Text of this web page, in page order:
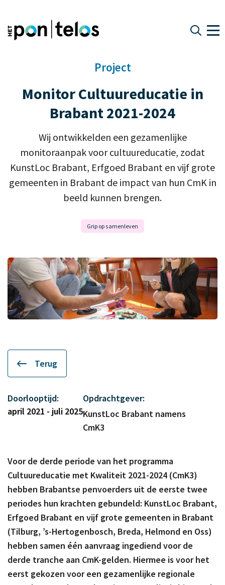
Project
Monitor Cultuureducatie in
Brabant 2021-2024
Wij ontwikkelden een gezamenlijke
monitoraanpak voor cultuureducatie, zodat
KunstLoc Brabant, Erfgoed Brabant en vijf grote
gemeenten in Brabant de impact van hun CmK in
beeld kunnen brengen.
Grip op samenleven
Terug
Doorlooptijd:
april 2021 - juli 2025
Opdrachtgever:
KunstLoc Brabant namens
CmK3
Voor de derde periode van het programma
Cultuureducatie met Kwaliteit 2021-2024 (CmK3)
hebben Brabantse penvoerders uit de eerste twee
periodes hun krachten gebundeld: KunstLoc Brabant,
Erfgoed Brabant en vijf grote gemeenten in Brabant
(Tilburg, ’s-Hertogenbosch, Breda, Helmond en Oss)
hebben samen één aanvraag ingediend voor de
derde tranche aan CmK-gelden. Hiermee is voor het
eerst gekozen voor een gezamenlijke regionale